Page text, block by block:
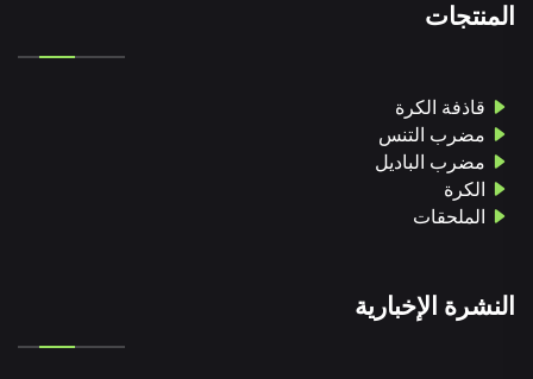
المنتجات
قاذفة الكرة
مضرب التنس
مضرب الباديل
الكرة
الملحقات
النشرة الإخبارية